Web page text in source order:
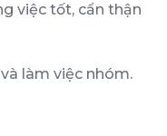
việc tốt, cẩn thận
làm việc nhóm.